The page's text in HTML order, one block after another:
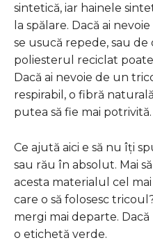
sintetică, iar hainele
la spălare. Dacă ai
se usucă repede, sau de
poliesterul reciclat
Dacă ai nevoie de un
respirabil, o fibră
putea să fie mai potrivită.
Ce ajută aici e să nu îți
sau rău în absolut. Mai
acesta materialul cel
care o să folosesc
mergi mai departe.
o etichetă verde.